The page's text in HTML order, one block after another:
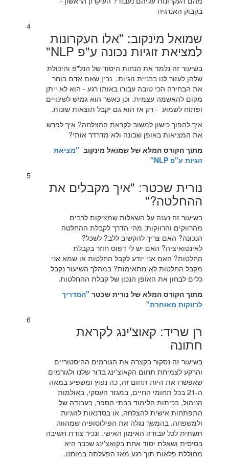
בקבוק האנרגיה
4
שמואל מינקוב: "אלו העקרונות
למציאת זוגיות נכונה ע"פ NLP"
בשיעור זה נלמד את הנחות היסוד של הנל"פ והיכולת
שלהן לעזור לנו בבניית זוגיות. נבין שאם אדם בוחר
את הבחירה הכי טובה עבורו באותו רגע - הוא לא ייתן
מקום להאשמה עצמית. וכן כאשר הוא גמיש לשינויים
ופתוח לשמוע - רק אז הוא גם יקבל תוצאות שונות.
איך להפוך כישון למשוב לקראת ההצלחה? איך לפרש
את המציאות באופן שבונה ולא מדרדר אותי?
מתוך הקורס המלא של שמואל מינקוב "מציאת
זוגיות ע"פ NLP"
5
נורית שכטר: "איך מקבלים את
ההחלטה?"
בשיעור זה נענה על השאלות שמציקות לרבים
מהרווקים והרווקות: מהי הדרך לקבלת ההחלטה
הנכונה? האם צריך להקשיב ללב? לשכל?
לאינטואיציה? האם יש לי דפוס חוזר בקבלת
החלטות? האם אני יודע לקבל החלטות או שמא אני
מקבל החלטות לא מתאימות? במהלך השיעור נקבל
כלים לבחון את האופן הנכון של קבלת ההחלטות.
מתוך הקורס המלא של נורית שכטר "המדריך
לרווקות מאוחרת"
6
רן שריד: קאוצ'ינג לקראת
חתונה
בשיעור זה נסקור בקצרה את הגורמים ההיסטוריים
והרקע לצמיחת תחום הקאוצ'ינג בדור שלנו ולגורמים
שאפשרו את היות תחום זה, כה נפוץ ומשפיע במאה
ה-21 בכל תחומי החיים, במגזר העסקי, באולמות
הניהול, בכיתות הלימוד בבתי הספר, בעבודה של
התפתחות אישית להצלחה, או בסדנאות לזוגיות
ולמשפחה. בהמשך נגלה את הפילוסופיה שמהווה
תשתית לכל עבודה האימון האישי. ונכיר צורת חשיבה
בסיסית ושאלת יסוד אחת בקואצ'ינג שכבר היא
מחוללת פלאות תוך רגע מאז הפעלתה במוחנו.